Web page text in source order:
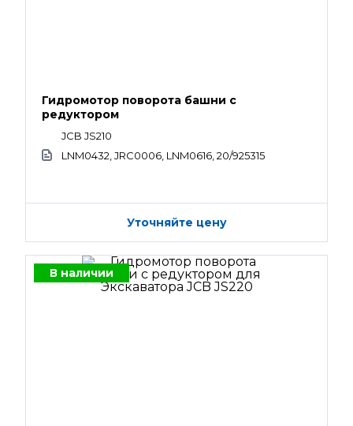
Гидромотор поворота башни с
редуктором
JCB JS210
LNM0432, JRC0006, LNM0616, 20/925315
Уточняйте цену
В наличии